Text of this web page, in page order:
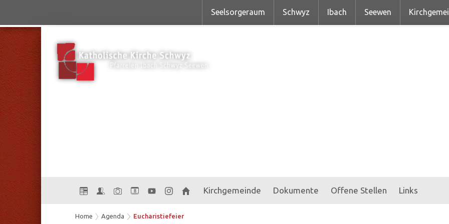
Seelsorgeraum Schwyz Ibach Seewen
8 Kirchgemeinde Dokumente Offene Stellen Links
Home Agenda Eucharistiefeier